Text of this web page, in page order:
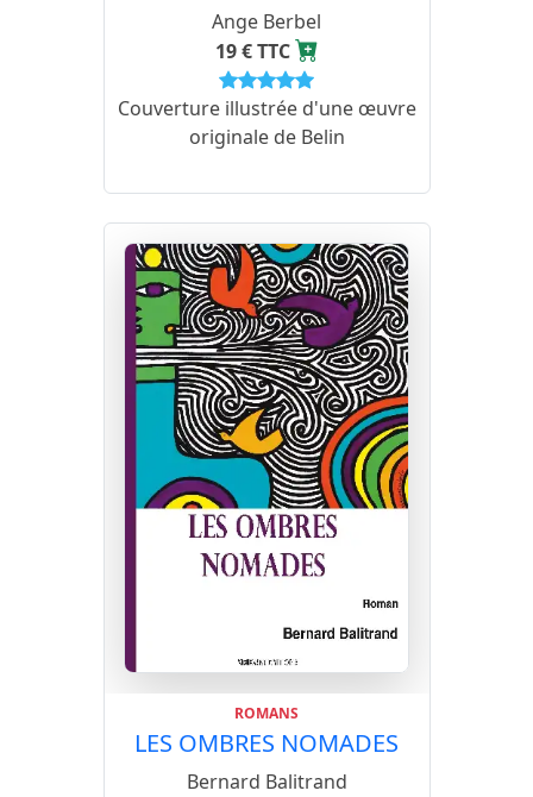
Ange Berbel
19 € TTC
Couverture illustrée d'une œuvre
originale de Belin
ROMANS
LES OMBRES NOMADES
Bernard Balitrand